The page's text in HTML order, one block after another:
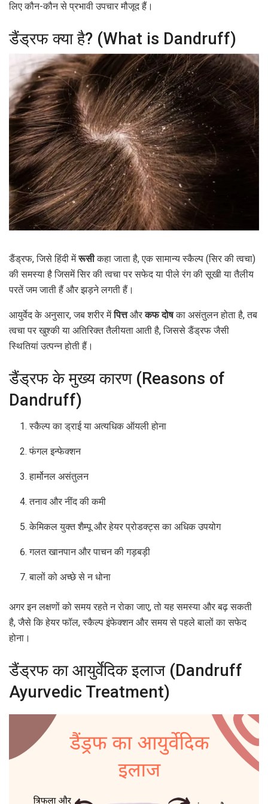
लिए कौन-कौन से प्रभावी उपचार मौजूद हैं।
डैंड्रफ क्या है? (What is Dandruff)
डैंड्रफ, जिसे हिंदी मेंरूसीकहा जाता है, एक सामान्य स्कैल्प (सिर की त्वचा)
की समस्या है जिसमें सिर की त्वचा पर सफेद या पीले रंग की सूखी या तैलीय
परतें जम जाती हैं और झड़ने लगती हैं।
आयुर्वेद के अनुसार, जब शरीर मेंपित्तऔरकफ दोषका असंतुलन होता है, तब
त्वचा पर खुश्की या अतिरिक्त तैलीयता आती है, जिससे डैंड्रफ जैसी
स्थितियां उत्पन्न होती हैं।
डैंड्रफ के मुख्य कारण (Reasons of
Dandruff)
स्कैल्प का ड्राई या अत्यधिक ऑयली होना
फंगल इन्फेक्शन
हार्मोनल असंतुलन
तनाव और नींद की कमी
केमिकल युक्त शैम्पू और हेयर प्रोडक्ट्स का अधिक उपयोग
गलत खानपान और पाचन की गड़बड़ी
बालों को अच्छे से न धोना
अगर इन लक्षणों को समय रहते न रोका जाए, तो यह समस्या और बढ़ सकती
है, जैसे कि हेयर फॉल, स्कैल्प इंफेक्शन और समय से पहले बालों का सफेद
होना।
डैंड्रफ का आयुर्वेदिक इलाज (Dandruff
Ayurvedic Treatment)